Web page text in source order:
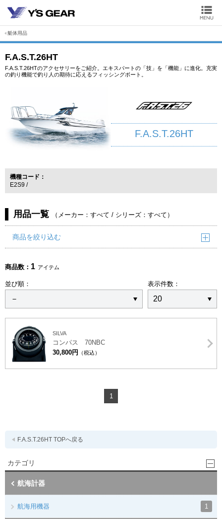
艇体用品
F.A.S.T.26HT
F.A.S.T.26HTのアクセサリーをご紹介。エキスパートの「技」を「機能」に進化。充実
の釣り機能で釣り人の期待に応えるフィッシングボート。
F.A.S.T.26HT
機種コード
E2S9
用品一覧 （ メーカー：すべて / シリーズ：すべて ）
商品を絞り込む
商品数： 1 アイテム
並び順： 表示件数：
SILVA
コンパス 70NBC
30,800円
（税込）
1
F.A.S.T.26HT TOPへ戻る
カテゴリ
航海計器
航海用機器 1